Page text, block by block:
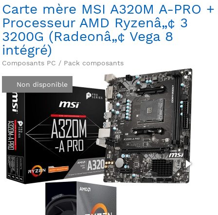
Carte mère MSI A320M A-PRO +
Processeur AMD Ryzenâ„¢ 3
3200G (Radeonâ„¢ Vega 8
intégré)
Composants PC / Pack composants
Non disponible